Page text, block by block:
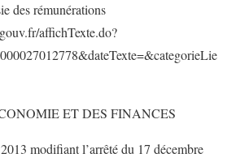
des rémunérations
affichTexte.do?
ET DES FINANCES
modifiant l’arrêté du 17 décembre